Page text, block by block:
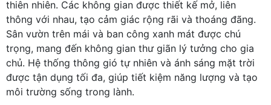
thiên nhiên. Các không gian được thiết kế mở, liên
thông với nhau, tạo cảm giác rộng rãi và thoáng đãng.
Sân vườn trên mái và ban công xanh mát được chú
trọng, mang đến không gian thư giãn lý tưởng cho gia
chủ. Hệ thống thông gió tự nhiên và ánh sáng mặt trời
được tận dụng tối đa, giúp tiết kiệm năng lượng và tạo
môi trường sống trong lành.